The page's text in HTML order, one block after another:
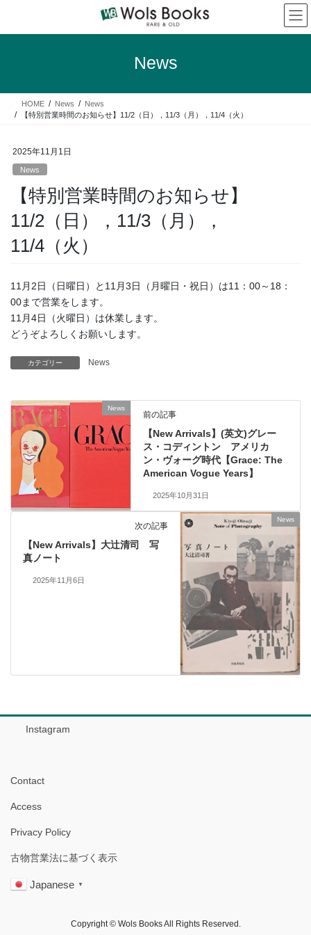
テ
ス
ゲ
ン
News
HOME News
News
【特別営業時間のお知らせ】11/2（日），11/3（月），11/4（火）
2025年11月1日
News
【特別営業時間のお知らせ】
11/2（日），11/3（月），
11/4（火）
11月2日（日曜日）と11月3日（月曜日・祝日）は11：00～18：
00まで営業をします。
11月4日（火曜日）は休業します。
どうぞよろしくお願いします。
カテゴリー News
News
前の記事
【New Arrivals】(英文)グレー
ス・コディントン アメリカ
ン・ヴォーグ時代【Grace: The
American Vogue Years】
2025年10月31日
News
次の記事
【New Arrivals】大辻清司 写
真ノート
2025年11月6日
Instagram
Contact
Access
Privacy Policy
古物営業法に基づく表示
Japanese ▼
Copyright © Wols Books All Rights Reserved.